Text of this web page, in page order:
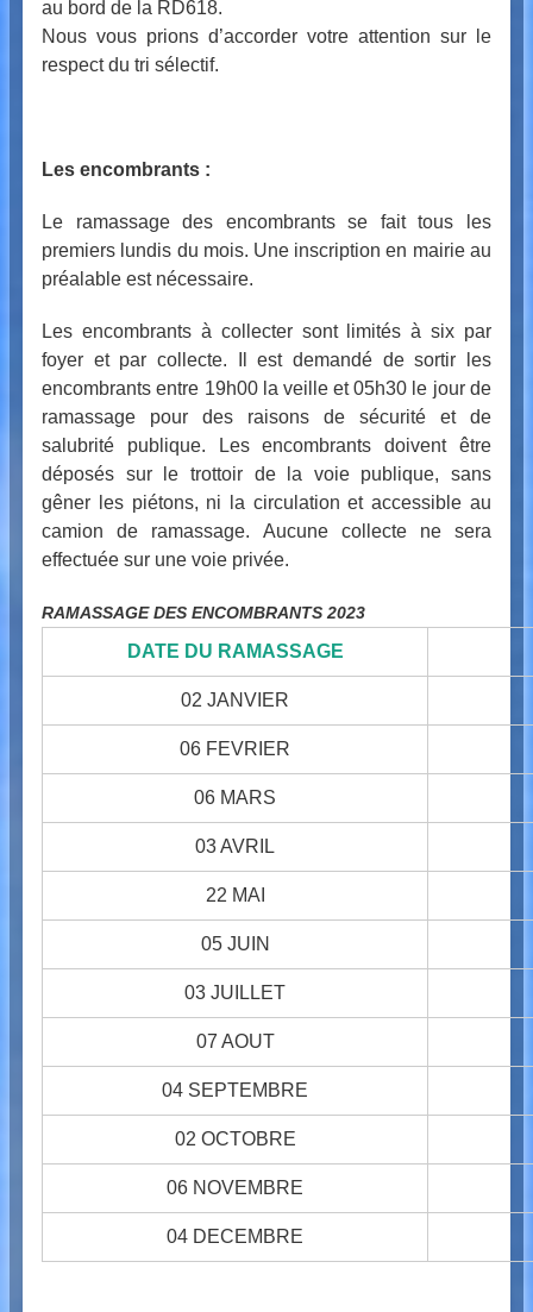
au bord de la RD618.
Nous vous prions d’accorder votre attention sur le
respect du tri sélectif.
Les encombrants :
Le ramassage des encombrants se fait tous les
premiers lundis du mois. Une inscription en mairie au
préalable est nécessaire.
Les encombrants à collecter sont limités à six par
foyer et par collecte. Il est demandé de sortir les
encombrants entre 19h00 la veille et 05h30 le jour de
ramassage pour des raisons de sécurité et de
salubrité publique. Les encombrants doivent être
déposés sur le trottoir de la voie publique, sans
gêner les piétons, ni la circulation et accessible au
camion de ramassage. Aucune collecte ne sera
effectuée sur une voie privée.
RAMASSAGE DES ENCOMBRANTS 2023
DATE DU RAMASSAGE
02 JANVIER
06 FEVRIER
06 MARS
03 AVRIL
22 MAI
05 JUIN
03 JUILLET
07 AOUT
04 SEPTEMBRE
02 OCTOBRE
06 NOVEMBRE
04 DECEMBRE